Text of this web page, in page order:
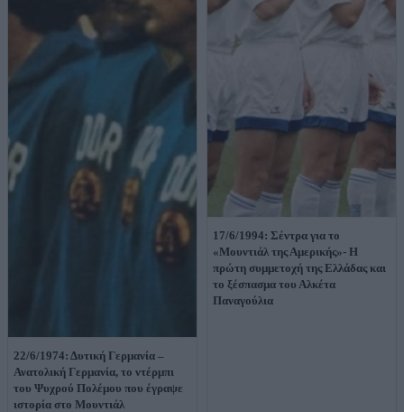
22/6/1974: Δυτική Γερμανία –
Ανατολική Γερμανία, το ντέρμπι
του Ψυχρού Πολέμου που έγραψε
ιστορία στο Μουντιάλ
17/6/1994: Σέντρα για το
«Μουντιάλ της Αμερικής»- Η
πρώτη συμμετοχή της Ελλάδας και
το ξέσπασμα του Αλκέτα
Παναγούλια